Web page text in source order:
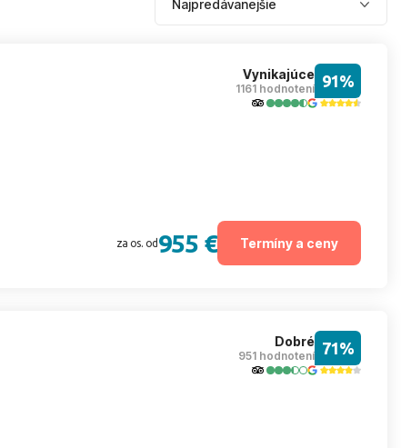
Vynikajúce
1161 hodnotení 91%
za os. od 955 € Termíny a ceny
Dobré
951 hodnotení 71%